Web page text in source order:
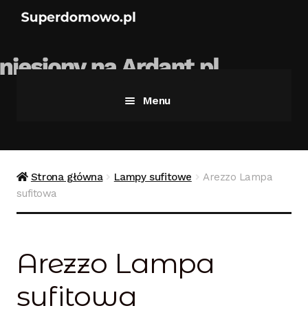
Menu
Bezpieczne zakupy
Strona główna Lampy sufitowe
Arezzo Lampa
sufitowa
Arezzo Lampa
sufitowa